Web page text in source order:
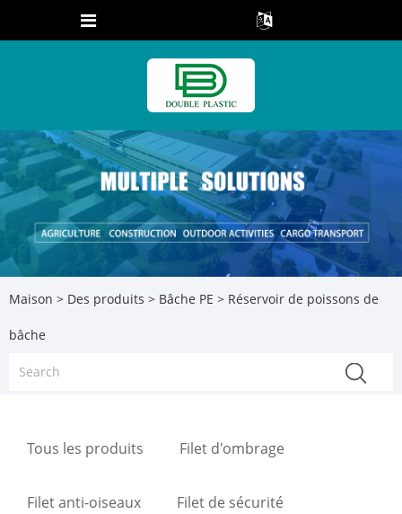
Maison > Des produits > Bâche PE > Réservoir de poissons de
bâche
Tous les produits Filet d'ombrage
Filet anti-oiseaux Filet de sécurité